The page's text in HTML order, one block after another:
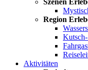
Szenen
Region
Aktivitäten